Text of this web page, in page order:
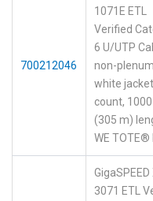
700212046
1071E ETL
Verified
6 U/UTP
non-
white
count,
(305 m)
WE TOTE®
3071 ETL